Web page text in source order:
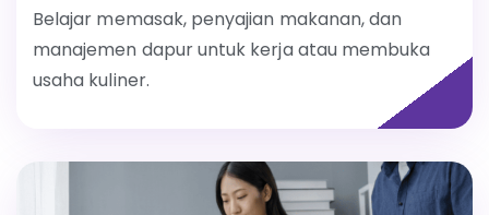
Belajar memasak, penyajian makanan, dan
manajemen dapur untuk kerja atau membuka
usaha kuliner.